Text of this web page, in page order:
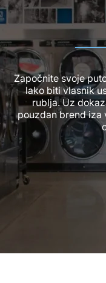
Započnite svoje
lako biti vlasnik
rublja. Uz
pouzdan brend iza